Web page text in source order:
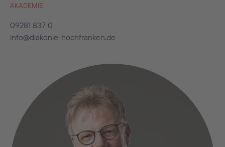
AKADEMIE
09281 837 0
info@diakonie-hochfranken.de